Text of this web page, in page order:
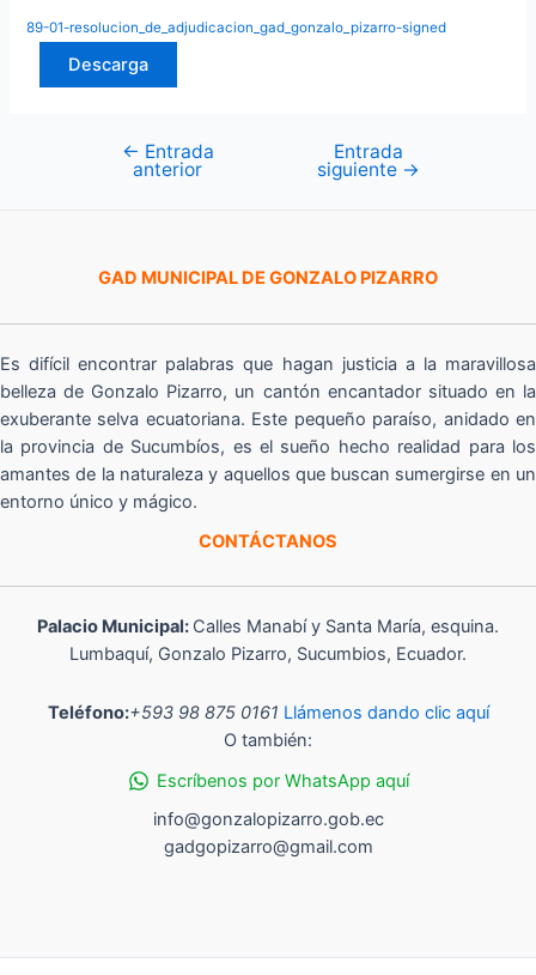
89-01-resolucion_de_adjudicacion_gad_gonzalo_pizarro-signed
Descarga
Navegación
← Entrada
anterior
Entrada
siguiente →
GAD MUNICIPAL DE GONZALO PIZARRO
Es difícil encontrar palabras que hagan justicia a la maravillosa
belleza de Gonzalo Pizarro, un cantón encantador situado en la
exuberante selva ecuatoriana. Este pequeño paraíso, anidado en
la provincia de Sucumbíos, es el sueño hecho realidad para los
amantes de la naturaleza y aquellos que buscan sumergirse en un
entorno único y mágico.
CONTÁCTANOS
Palacio Municipal: Calles Manabí y Santa María, esquina.
Lumbaquí, Gonzalo Pizarro, Sucumbios, Ecuador.
Teléfono:+593 98 875 0161 Llámenos dando clic aquí
O también:
Escríbenos por WhatsApp aquí
info@gonzalopizarro.gob.ec
gadgopizarro@gmail.com